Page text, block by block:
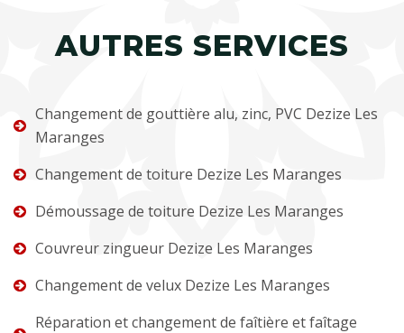
AUTRES SERVICES
Changement de gouttière alu, zinc, PVC Dezize Les
Maranges
Changement de toiture Dezize Les Maranges
Démoussage de toiture Dezize Les Maranges
Couvreur zingueur Dezize Les Maranges
Changement de velux Dezize Les Maranges
Réparation et changement de faîtière et faîtage